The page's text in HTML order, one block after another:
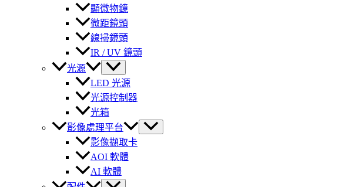
顯微物鏡
微距鏡頭
線掃鏡頭
IR / UV 鏡頭
光源
LED 光源
光源控制器
光箱
影像處理平台
影像擷取卡
AOI 軟體
AI 軟體